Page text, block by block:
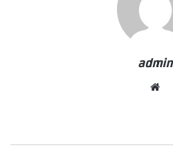
admin